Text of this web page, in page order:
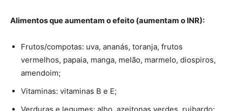
Alimentos que aumentam o efeito (aumentam o INR):
Frutos/compotas: uva, ananás, toranja, frutos
vermelhos, papaia, manga, melão, marmelo, diospiros,
amendoim;
Vitaminas: vitaminas B e E;